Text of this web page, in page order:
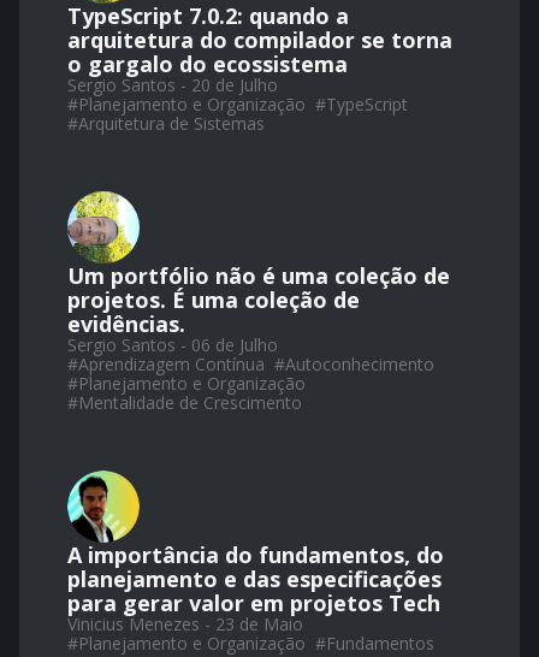
TypeScript 7.0.2: quando a
arquitetura do compilador se torna
o gargalo do ecossistema
Sergio Santos - 20 de Julho
#Planejamento e Organização #TypeScript
#Arquitetura de Sistemas
Um portfólio não é uma coleção de
projetos. É uma coleção de
evidências.
Sergio Santos - 06 de Julho
#Aprendizagem Contínua #Autoconhecimento
#Planejamento e Organização
#Mentalidade de Crescimento
A importância do fundamentos, do
planejamento e das especificações
para gerar valor em projetos Tech
Vinicius Menezes - 23 de Maio
#Planejamento e Organização #Fundamentos